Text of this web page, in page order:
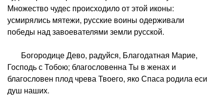
Множество чудес происходило от этой иконы:
усмирялись мятежи, русские воины одерживали
победы над завоевателями земли русской.
Богородице Дево, радуйся, Благодатная Марие,
Господь с Тобою; благословенна Ты в женах и
благословен плод чрева Твоего, яко Спаса родила еси
душ наших.